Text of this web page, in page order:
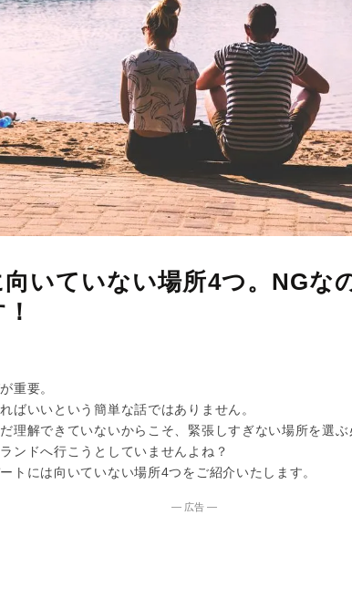
いていない場所4つ。NGな
重要。
ばいいという簡単な話ではありません。
理解できていないからこそ、緊張しすぎない場所を選
ンドへ行こうとしていませんよね？
トには向いていない場所4つをご紹介いたします。
― 広告 ―